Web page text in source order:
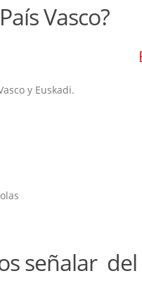
Vasco?
y Euskadi.
señalar del